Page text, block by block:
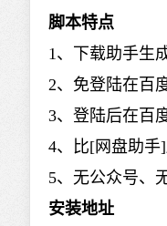
脚本特点
1、下载助手生
2、免登陆在百
3、登陆后在百
4、比[网盘助手
5、无公众号、
安装地址